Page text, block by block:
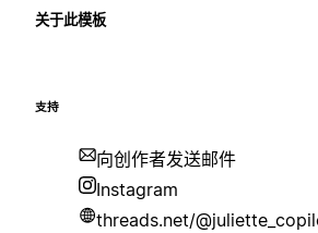
关于此模板
支持
向创作者发送邮件
Instagram
threads.net/